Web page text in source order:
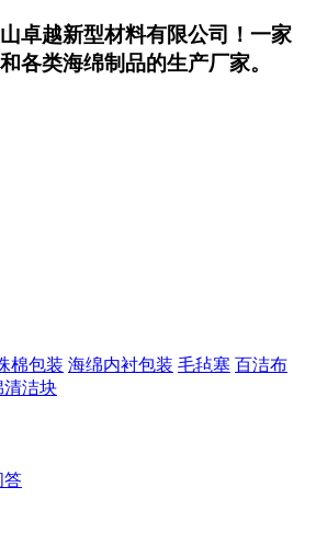
卓越新型材料有限公司！ 一家
各类海绵制品的生产厂家。
棉包装 海绵内衬包装 毛毡塞 百洁布
清洁块
答